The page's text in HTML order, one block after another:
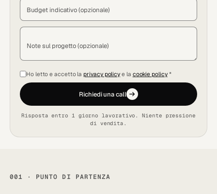
Budget indicativo (opzionale)
Note sul progetto (opzionale)
Ho letto e accetto la privacy policye la cookie policy*
Richiedi una call
Risposta entro 1 giorno lavorativo. Niente pressione
di vendita.
001 · PUNTO DI PARTENZA